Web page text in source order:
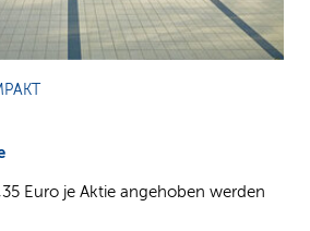
Euro je Aktie angehoben werden